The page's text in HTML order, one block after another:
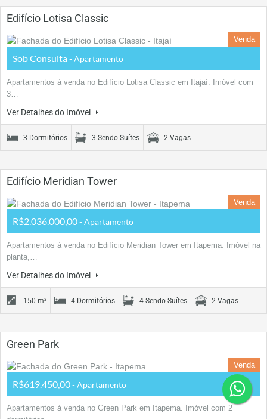
Edifício Lotisa Classic
Venda
Sob Consulta - Apartamento
Apartamentos à venda no Edifício Lotisa Classic em Itajaí. Imóvel com
3…
Ver Detalhes do Imóvel
3 Dormitórios 3 Sendo Suítes 2 Vagas
Edifício Meridian Tower
Venda
R$2.036.000,00- Apartamento
Apartamentos à venda no Edifício Meridian Tower em Itapema. Imóvel na
planta,…
Ver Detalhes do Imóvel
150 m² 4 Dormitórios 4 Sendo Suítes 2 Vagas
Green Park
Venda
R$619.450,00- Apartamento
Apartamentos à venda no Green Park em Itapema. Imóvel com 2